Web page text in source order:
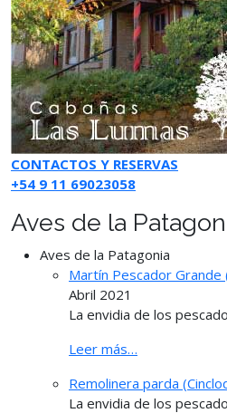
CONTACTOS Y RESERVAS
+54 9 11 69023058
Aves de la
Aves de la Patagonia
Martín Pescador
Abril 2021
La envidia de los
Leer más…
Remolinera parda
La envidia de los